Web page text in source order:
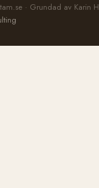
· Grundad av Karin